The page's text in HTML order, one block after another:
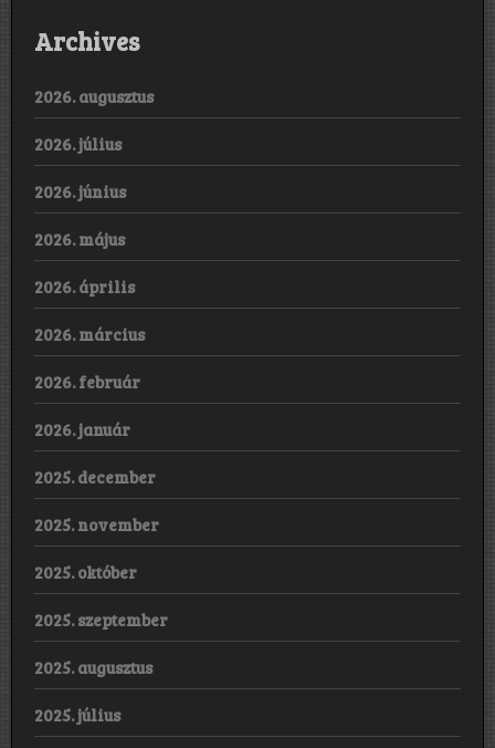
Archives
2026. augusztus
2026. július
2026. június
2026. május
2026. április
2026. március
2026. február
2026. január
2025. december
2025. november
2025. október
2025. szeptember
2025. augusztus
2025. július